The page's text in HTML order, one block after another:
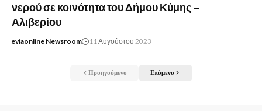
νερού σε κοινότητα του Δήμου Κύμης –
Αλιβερίου
eviaonline Newsroom 11 Αυγούστου 2023
Προηγούμενο Επόμενο